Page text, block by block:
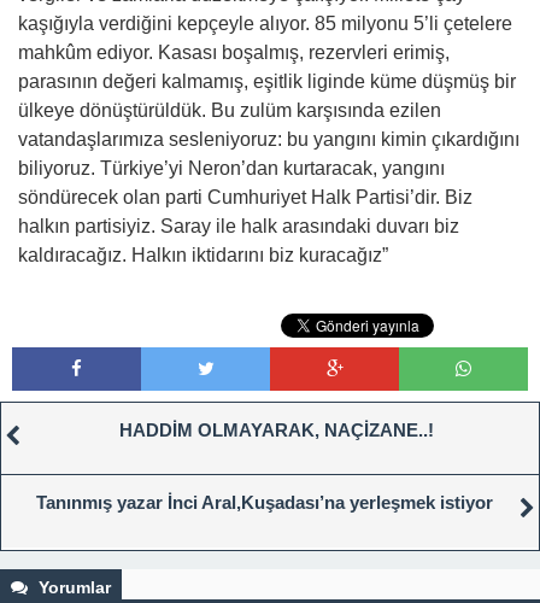
kaşığıyla verdiğini kepçeyle alıyor. 85 milyonu 5’li çetelere
mahkûm ediyor. Kasası boşalmış, rezervleri erimiş,
parasının değeri kalmamış, eşitlik liginde küme düşmüş bir
ülkeye dönüştürüldük. Bu zulüm karşısında ezilen
vatandaşlarımıza sesleniyoruz: bu yangını kimin çıkardığını
biliyoruz. Türkiye’yi Neron’dan kurtaracak, yangını
söndürecek olan parti Cumhuriyet Halk Partisi’dir. Biz
halkın partisiyiz. Saray ile halk arasındaki duvarı biz
kaldıracağız. Halkın iktidarını biz kuracağız”
HADDİM OLMAYARAK, NAÇİZANE..!
Tanınmış yazar İnci Aral,Kuşadası’na yerleşmek istiyor
Yorumlar